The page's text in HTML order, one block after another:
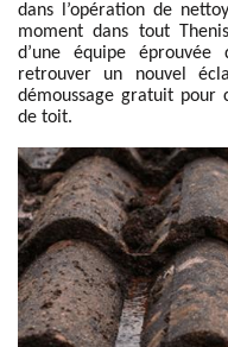
dans l’opération de
moment dans tout
d’une équipe
retrouver un nouvel
démoussage gratuit pour
de toit.